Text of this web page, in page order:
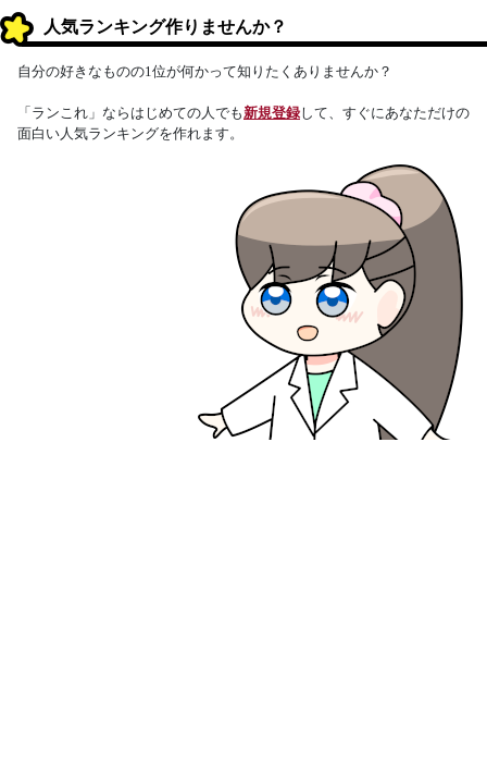
人気ランキング作りませんか？
自分の好きなものの1位が何かって知りたくありませんか？
「ランこれ」ならはじめての人でも新規登録して、すぐにあなただけの
面白い人気ランキングを作れます。